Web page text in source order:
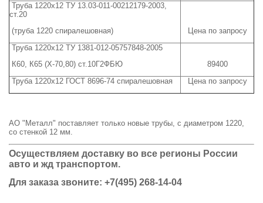
Труба 1220х12 ТУ 13.03-011-00212179-2003,
ст.20
(труба 1220 спиралешовная)
Цена по запросу
Труба 1220х12 ТУ 1381-012-05757848-2005
К60, К65 (Х-70,80) ст.10Г2ФБЮ
89400
Труба 1220х12 ГОСТ 8696-74 спиралешовная
Цена по запросу
АО "Металл" поставляет только новые трубы, с диаметром 1220,
со стенкой 12 мм.
Осуществляем доставку во все регионы России
авто и жд транспортом.
Для заказа звоните: +7(495) 268-14-04